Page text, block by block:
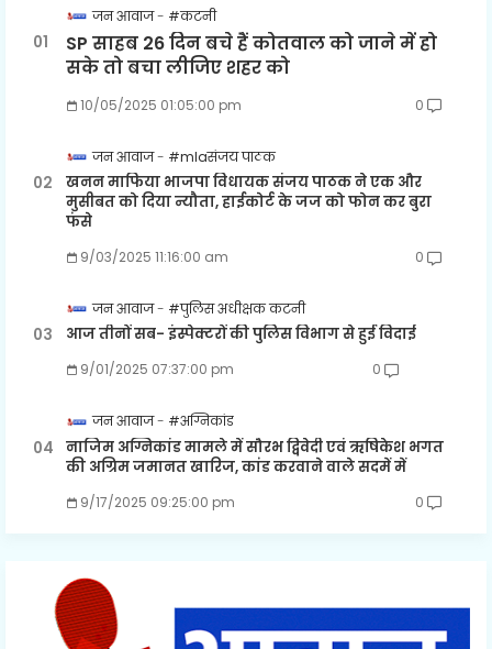
जन आवाज #कटनी
SP साहब 26 दिन बचे हैं कोतवाल को जाने में हो
सके तो बचा लीजिए शहर को
10/05/2025 01:05:00 pm 0
जन आवाज #mlaसंजय पाठक
खनन माफिया भाजपा विधायक संजय पाठक ने एक और
मुसीबत को दिया न्यौता, हाईकोर्ट के जज को फोन कर बुरा
फंसे
9/03/2025 11:16:00 am 0
जन आवाज #पुलिस अधीक्षक कटनी
आज तीनों सब- इंस्पेक्टरों की पुलिस विभाग से हुई विदाई
9/01/2025 07:37:00 pm 0
जन आवाज #अग्निकांड
नाजिम अग्निकांड मामले में सौरभ द्विवेदी एवं ऋषिकेश भगत
की अग्रिम जमानत खारिज, कांड करवाने वाले सदमें में
9/17/2025 09:25:00 pm 0